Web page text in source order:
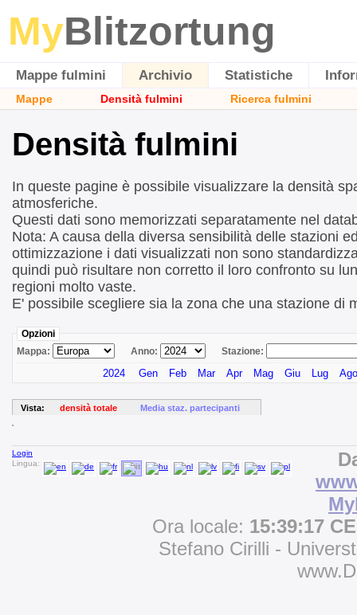
MyBlitzortung
Mappe fulmini Archivio Statistiche
Mappe Densità fulmini Ricerca fulmini
Densità fulmini
In queste pagine è possibile visualizzare la densità
atmosferiche.
Questi dati sono memorizzati separatamente nel
Nota: A causa della diversa sensibilità delle stazioni
ottimizzazione i dati visualizzati non sono
quindi può risultare non corretto il loro confronto su
regioni molto vaste.
E' possibile scegliere sia la zona che una stazione di
Opzioni
Mappa:
Anno: Stazione:
2024 Gen Feb Mar Apr Mag Giu Lug Ago
Vista: densità totale Media staz. partecipanti
Login
Lingua:
Ora locale: 15:39:17
Stefano Cirilli -